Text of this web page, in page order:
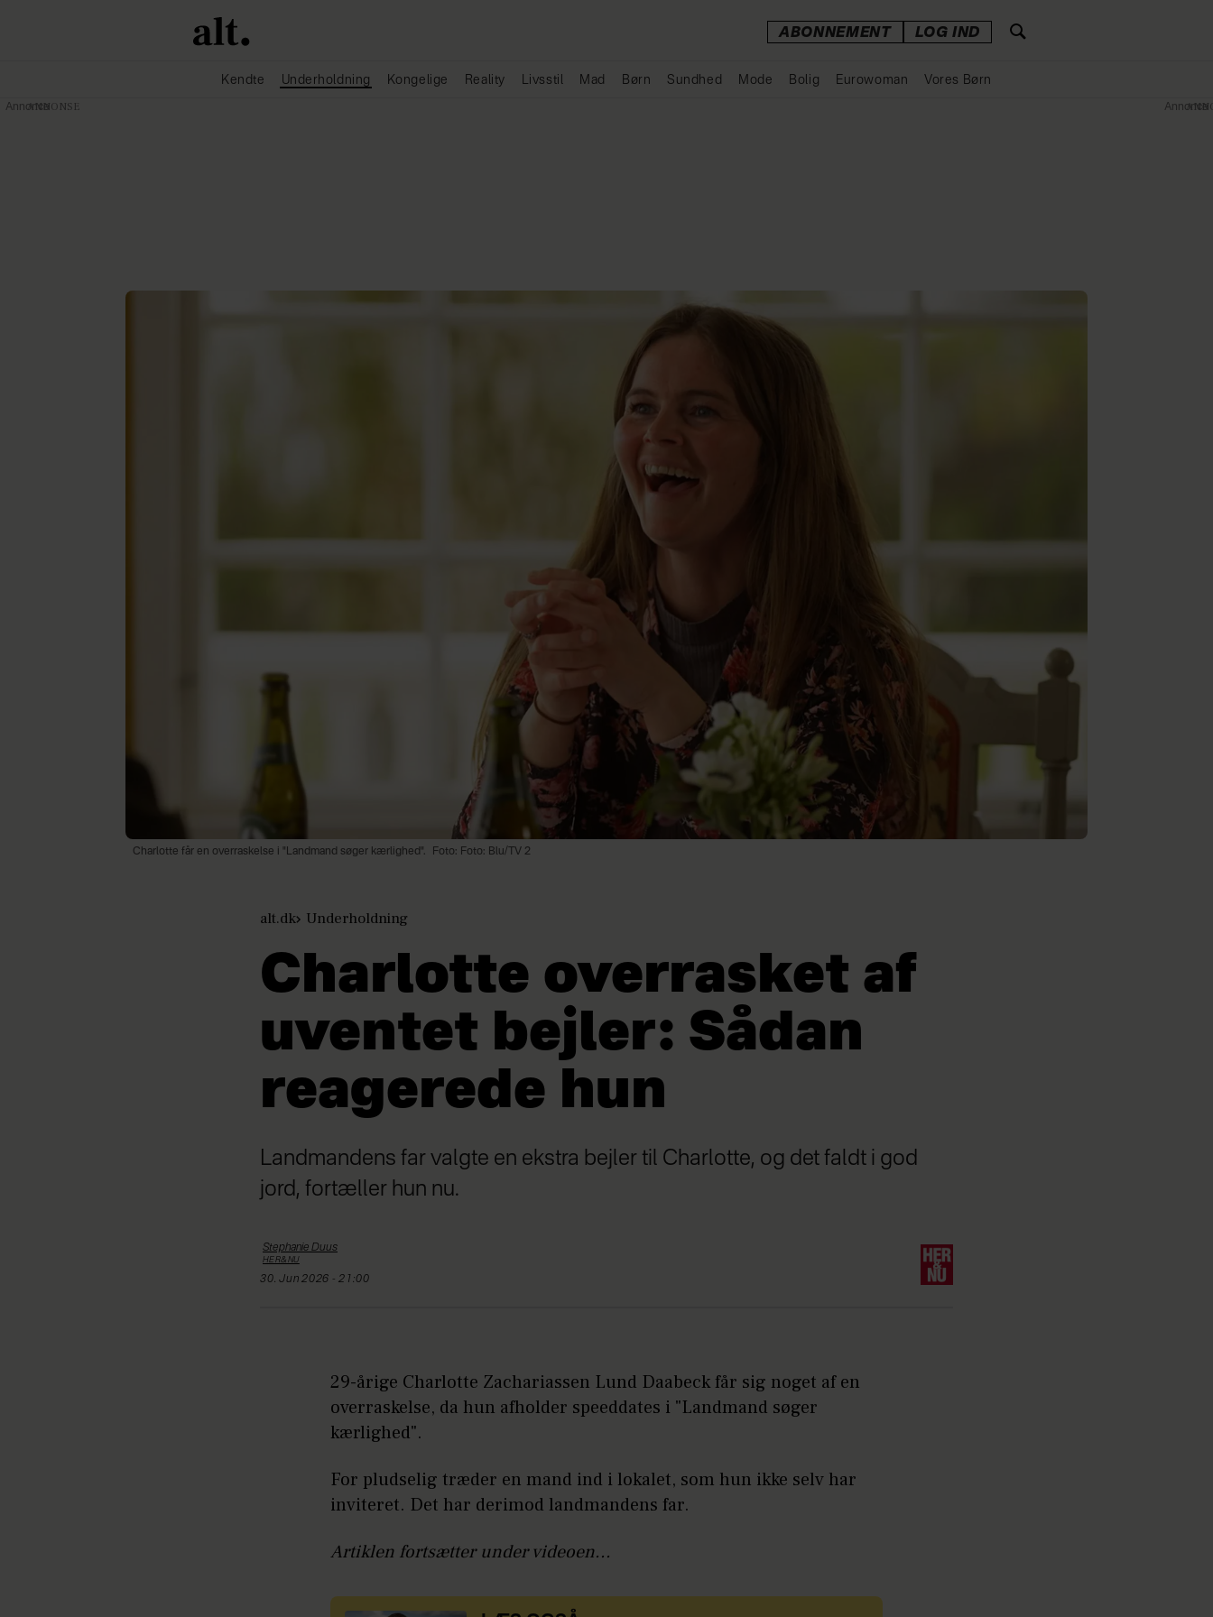
ABONNEMENT LOG IND
Kendte Underholdning Kongelige Reality Livsstil Mad Børn Sundhed Mode Bolig Eurowoman Vores Børn
Charlotte får en overraskelse i "Landmand søger kærlighed". Foto: Foto: Blu/TV 2
alt.dk Underholdning
Charlotte overrasket af
uventet bejler: Sådan
reagerede hun
Landmandens far valgte en ekstra bejler til Charlotte, og det faldt i god
jord, fortæller hun nu.
Stephanie Duus
HER&NU
30. Jun 2026 - 21:00
29-årige Charlotte Zachariassen Lund Daabeck får sig noget af en
overraskelse, da hun afholder speeddates i "Landmand søger
kærlighed".
For pludselig træder en mand ind i lokalet, som hun ikke selv har
inviteret. Det har derimod landmandens far.
Artiklen fortsætter under videoen...
Annonce Annonce